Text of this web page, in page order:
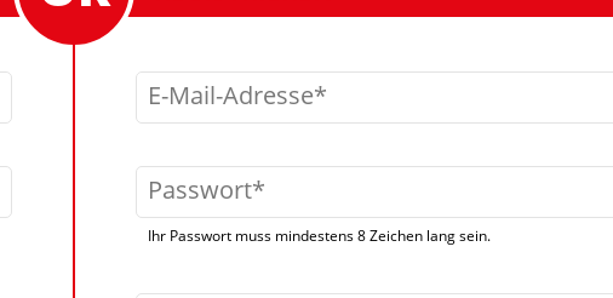
E-Mail-Adresse
Passwort
Ihr Passwort muss mindestens 8 Zeichen lang sein.